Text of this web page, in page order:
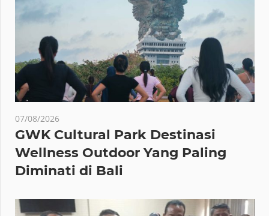
07/08/2026
GWK Cultural Park Destinasi
Wellness Outdoor Yang Paling
Diminati di Bali